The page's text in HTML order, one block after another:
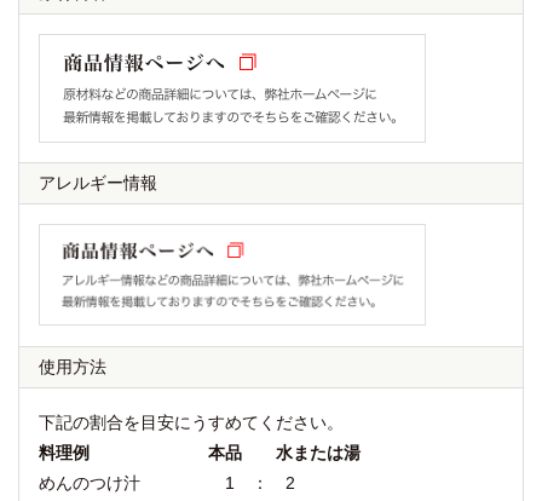
アレルギー情報
使用方法
下記の割合を目安にうすめてください。
料理例 本品 水または湯
めんのつけ汁 1 ： 2